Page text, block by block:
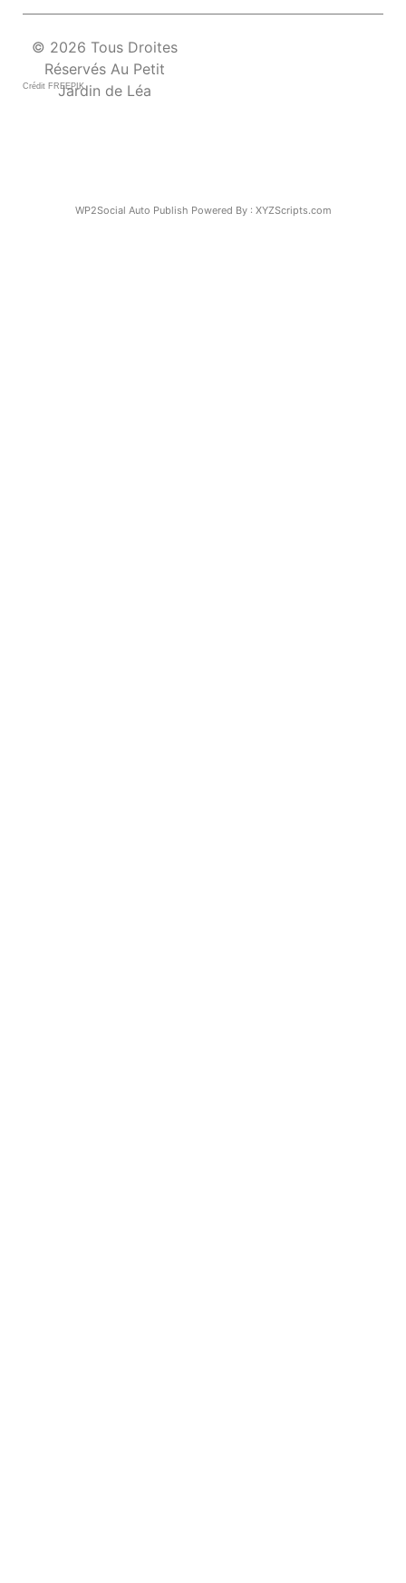
© 2026 Tous Droites
Réservés Au Petit
Jardin de Léa
Crédit FREEPIK
WP2Social Auto Publish Powered By : XYZScripts.com